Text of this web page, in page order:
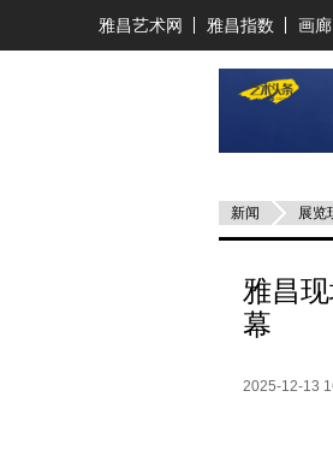
雅昌艺术网 雅昌指数 画廊
新闻 展览
雅昌
幕
2025-12-13